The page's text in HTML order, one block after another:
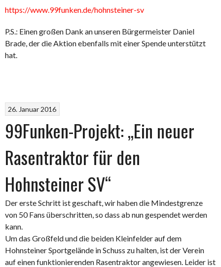
https://www.99funken.de/hohnsteiner-sv
P.S.: Einen großen Dank an unseren Bürgermeister Daniel
Brade, der die Aktion ebenfalls mit einer Spende unterstützt
hat.
26. Januar 2016
99Funken-Projekt: „Ein neuer
Rasentraktor für den
Hohnsteiner SV“
Der erste Schritt ist geschaft, wir haben die Mindestgrenze
von 50 Fans überschritten, so dass ab nun gespendet werden
kann.
Um das Großfeld und die beiden Kleinfelder auf dem
Hohnsteiner Sportgelände in Schuss zu halten, ist der Verein
auf einen funktionierenden Rasentraktor angewiesen. Leider ist